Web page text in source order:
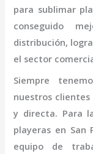
para sublimar
conseguido
distribución,
el sector
Siempre
nuestros
y directa. Para
playeras en San
equipo de